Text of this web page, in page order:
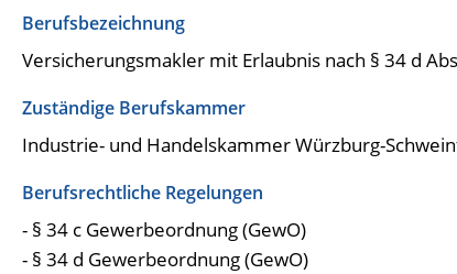
Berufsbezeichnung
Versicherungsmakler mit Erlaubnis nach § 34 d
Zuständige Berufskammer
Industrie- und Handelskammer Würzburg-
Berufsrechtliche Regelungen
- § 34 c Gewerbeordnung (GewO)
- § 34 d Gewerbeordnung (GewO)